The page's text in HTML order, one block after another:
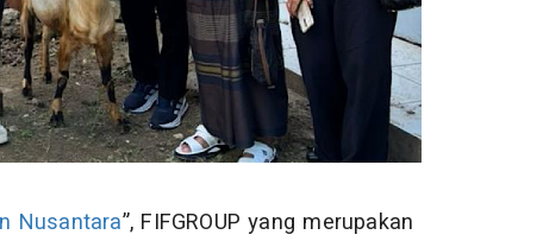
Nusantara”, FIFGROUP yang merupakan